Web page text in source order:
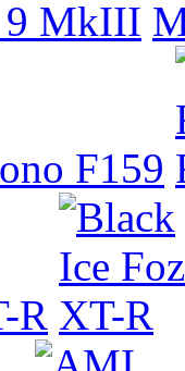
9 MkIII
F159
R